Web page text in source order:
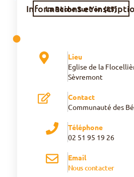
La Roche Sur Yon (85)
⬤
Informations et
Lieu
Eglise de la
Sèvremont
Contact
Communauté des
Téléphone
02 51 95 19 26
Email
Nous contacter